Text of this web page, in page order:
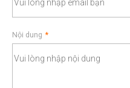
Nội dung *